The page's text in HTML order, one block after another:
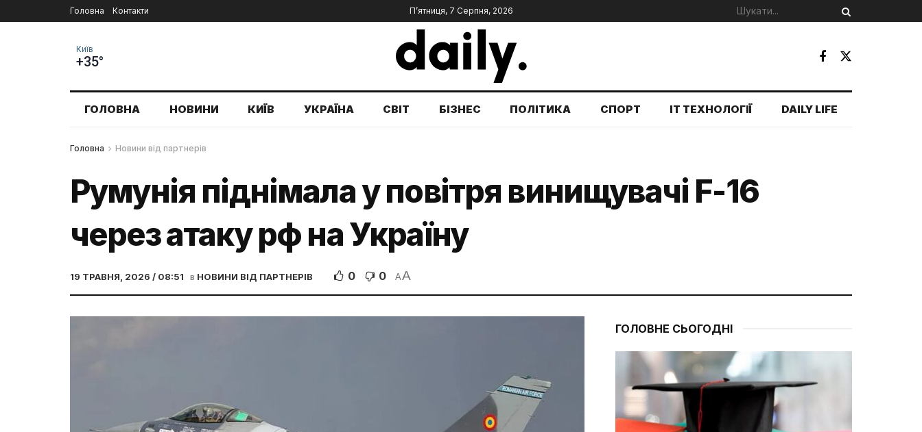
Головна Контакти П’ятниця, 7 Серпня, 2026
Київ
+35°
ГОЛОВНА НОВИНИ КИЇВ УКРАЇНА СВІТ БІЗНЕС ПОЛІТИКА СПОРТ IT ТЕХНОЛОГІЇ DAILY LIFE
Головна Новини від партнерів
Румунія піднімала у повітря винищувачі F-16
через атаку рф на Україну
19 ТРАВНЯ, 2026 / 08:51 в НОВИНИ ВІД ПАРТНЕРІВ 0 0 AA
ГОЛОВНЕ СЬОГОДНІ